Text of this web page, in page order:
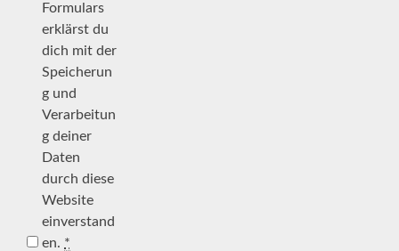
Formulars
erklärst du
dich mit der
Speicherun
g und
Verarbeitun
g deiner
Daten
durch diese
Website
einverstand
en. *